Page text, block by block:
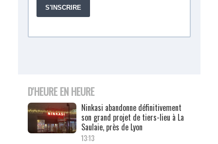
D'HEURE EN HEURE
Ninkasi abandonne définitivement
son grand projet de tiers-lieu à La
Saulaie, près de Lyon
13:13